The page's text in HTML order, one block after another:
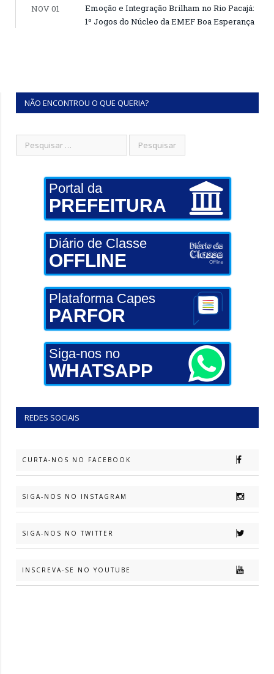
NOV 01
Emoção e Integração Brilham no Rio Pacajá:
1º Jogos do Núcleo da EMEF Boa Esperança
NÃO ENCONTROU O QUE QUERIA?
Portal da
PREFEITURA
Diário de Classe
OFFLINE
Plataforma Capes
PARFOR
Siga-nos no
WHATSAPP
REDES SOCIAIS
CURTA-NOS NO FACEBOOK
SIGA-NOS NO INSTAGRAM
SIGA-NOS NO TWITTER
INSCREVA-SE NO YOUTUBE